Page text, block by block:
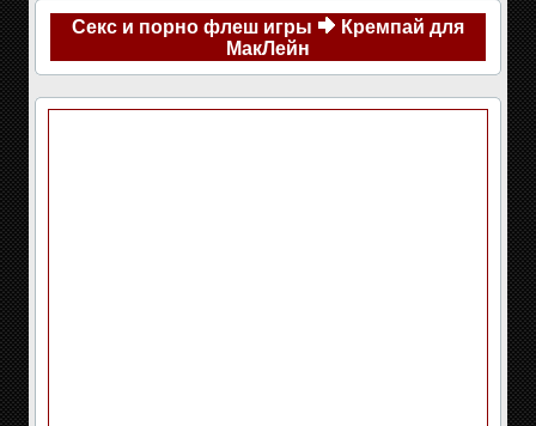
Секс и порно флеш игры
Кремпай для
МакЛейн